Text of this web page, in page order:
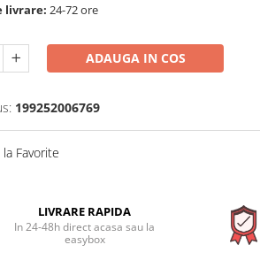
livrare: 24-72 ore
ADAUGA IN COS
199252006769
la Favorite
LIVRARE RAPIDA
In 24-48h direct acasa sau la
easybox